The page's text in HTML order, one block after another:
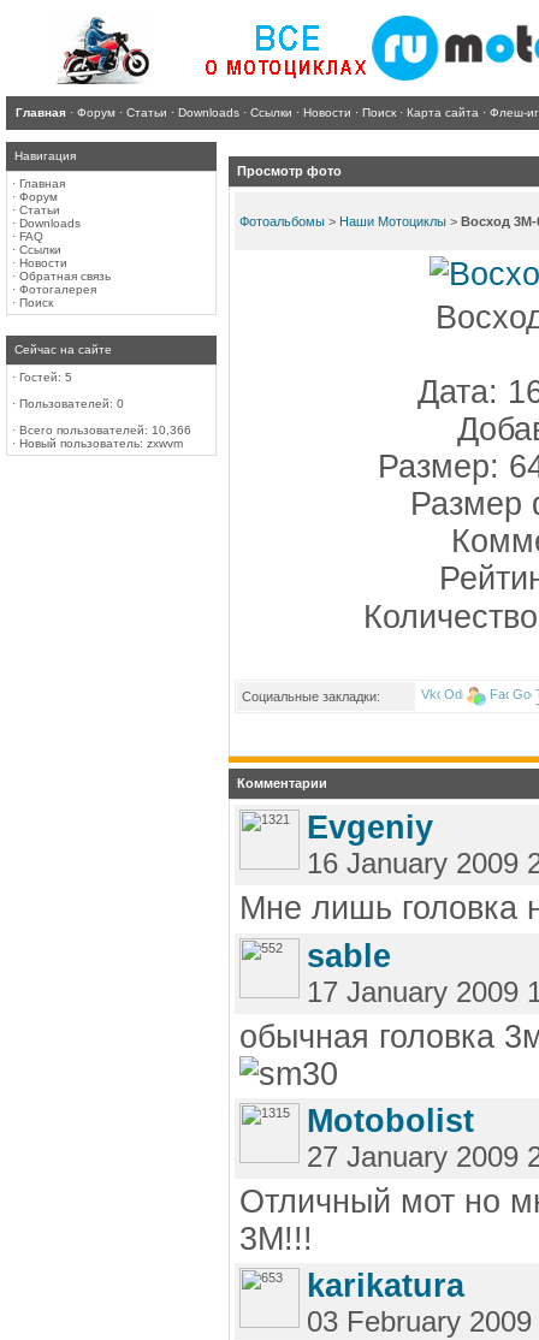
Главная · Форум · Статьи · Downloads · Ссылки · Новости · Поиск · Карта сайта · Флеш-
Навигация
· Главная
· Форум
· Статьи
· Downloads
· FAQ
· Ссылки
· Новости
· Обратная связь
· Фотогалерея
· Поиск
Сейчас на сайте
· Гостей: 5
· Пользователей: 0
· Всего пользователей: 10,366
· Новый пользователь: zxwvm
Просмотр фото
Фотоальбомы > Наши Мотоциклы > Восход 3М-
Дата:
Размер:
Размер
Социальные закладки:
Комментарии
Evgeniy
16 January 2009
Мне лишь головка
sable
17 January 2009
обычная головка
Motobolist
27 January 2009
Отличный мот но
3М!!!
karikatura
03 February